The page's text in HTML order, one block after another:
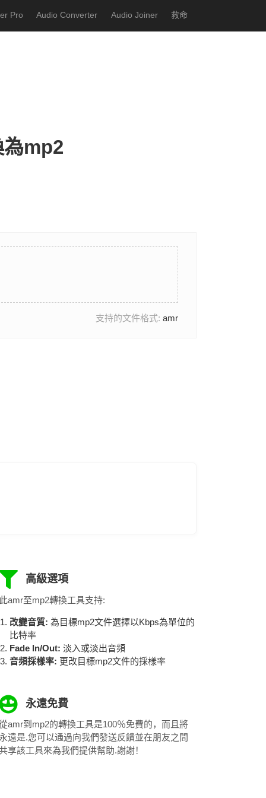
Pro Audio Converter Audio Joiner 救命
mp2
支持的文件格式: amr
高級選項
amr至mp2轉換工具支持:
改變音質: 為目標mp2文件選擇以Kbps為單位的
比特率
Fade In/Out: 淡入或淡出音頻
音頻採樣率: 更改目標mp2文件的採樣率
永遠免費
amr到mp2的轉換工具是100％免費的，而且將
遠是.您可以通過向我們發送反饋並在朋友之間
享該工具來為我們提供幫助.謝謝！